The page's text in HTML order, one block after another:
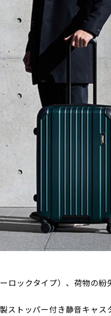
ロックタイプ）、荷物の
トッパー付き静音キャス